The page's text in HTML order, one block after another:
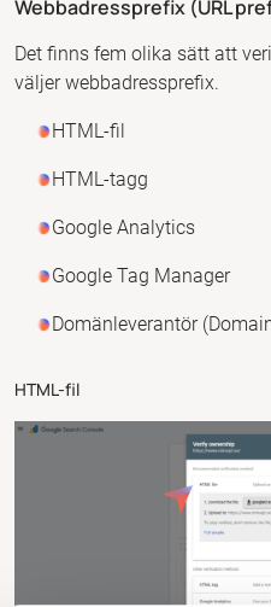
Webbadressprefix (URL
Det finns fem olika sätt att
väljer webbadressprefix.
HTML-fil
HTML-tagg
Google Analytics
Google Tag Manager
Domänleverantör
HTML-fil